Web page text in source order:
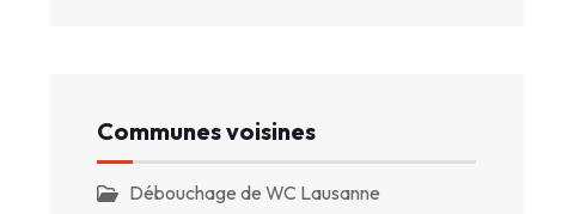
Communes voisines
Débouchage de WC Lausanne